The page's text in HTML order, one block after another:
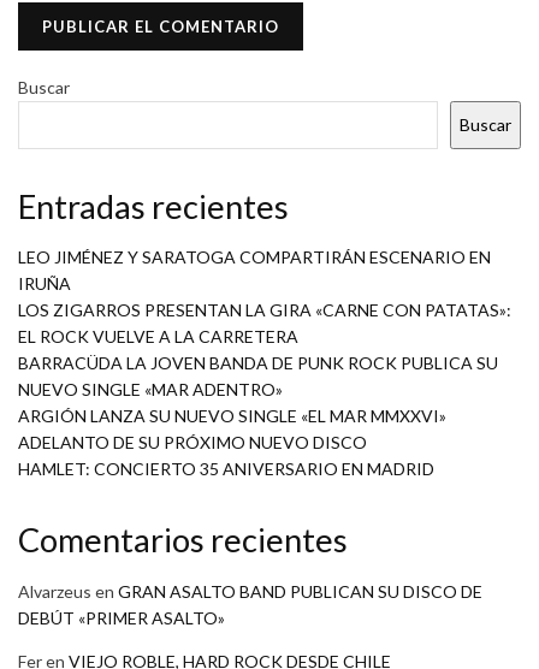
Buscar
Buscar
Entradas recientes
LEO JIMÉNEZ Y SARATOGA COMPARTIRÁN ESCENARIO EN
IRUÑA
LOS ZIGARROS PRESENTAN LA GIRA «CARNE CON PATATAS»:
EL ROCK VUELVE A LA CARRETERA
BARRACÜDA LA JOVEN BANDA DE PUNK ROCK PUBLICA SU
NUEVO SINGLE «MAR ADENTRO»
ARGIÓN LANZA SU NUEVO SINGLE «EL MAR MMXXVI»
ADELANTO DE SU PRÓXIMO NUEVO DISCO
HAMLET: CONCIERTO 35 ANIVERSARIO EN MADRID
Comentarios recientes
Alvarzeus en GRAN ASALTO BAND PUBLICAN SU DISCO DE
DEBÚT «PRIMER ASALTO»
Feren VIEJO ROBLE, HARD ROCK DESDE CHILE